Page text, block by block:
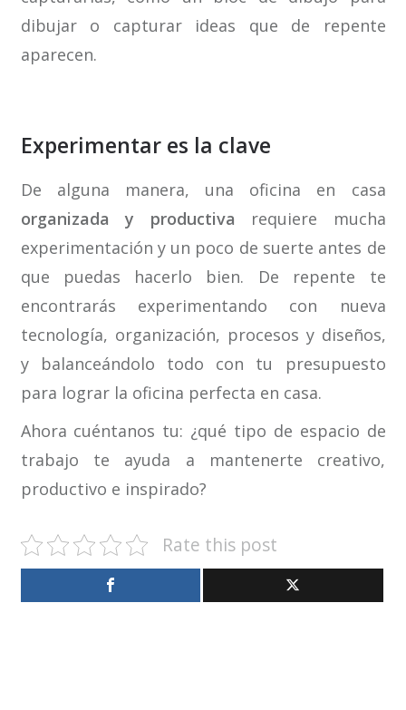
dibujar o capturar ideas que de repente
aparecen.
Experimentar es la clave
De alguna manera, una oficina en casa
organizada y productiva requiere mucha
experimentación y un poco de suerte antes de
que puedas hacerlo bien. De repente te
encontrarás experimentando con nueva
tecnología, organización, procesos y diseños,
y balanceándolo todo con tu presupuesto
para lograr la oficina perfecta en casa.
Ahora cuéntanos tu: ¿qué tipo de espacio de
trabajo te ayuda a mantenerte creativo,
productivo e inspirado?
Rate this post